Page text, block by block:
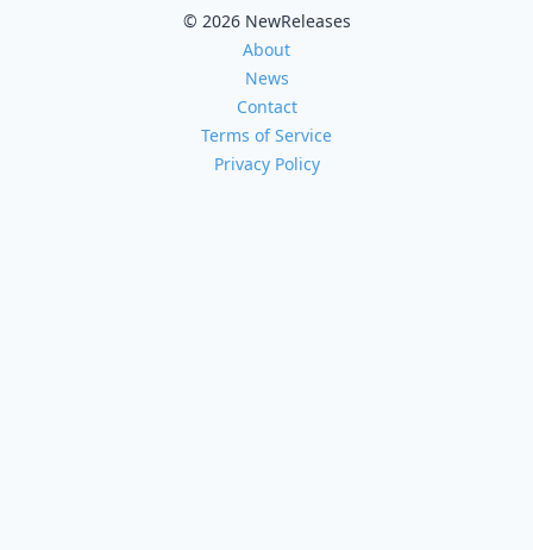
© 2026 NewReleases
About
News
Contact
Terms of Service
Privacy Policy